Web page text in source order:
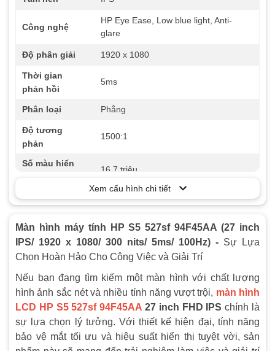
Công nghệ
HP Eye Ease, Low blue light, Anti-
glare
Độ phân giải 1920 x 1080
Thời gian
phản hồi
5ms
Phân loại Phẳng
Độ tương
phản
1500:1
Số màu hiển
16.7 triệu
Góc nhìn 178º (Ngang) / 178º (Dọc)
Cổng kết nối 2 x HDMI 1.4, 1 x VGA
Phụ kiện kèm
theo
Âm thanh Không loa
Tần số quét 100Hz
Màu sắc Đen
Xem cấu hình chi tiết
Màn hình máy tính HP S5 527sf 94F45AA (27 inch
IPS/ 1920 x 1080/ 300 nits/ 5ms/ 100Hz) - Sự Lựa
Chọn Hoàn Hảo Cho Công Việc và Giải Trí
Nếu bạn đang tìm kiếm một màn hình với chất lượng
hình ảnh sắc nét và nhiều tính năng vượt trội, màn hình
LCD HP S5 527sf 94F45AA 27 inch FHD IPS chính là
sự lựa chọn lý tưởng. Với thiết kế hiện đại, tính năng
bảo vệ mắt tối ưu và hiệu suất hiển thị tuyệt vời, sản